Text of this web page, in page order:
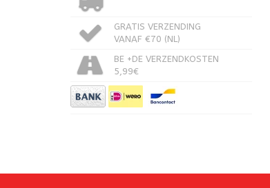
GRATIS VERZENDING
VANAF €70 (NL)
BE +DE VERZENDKOSTEN
5,99€